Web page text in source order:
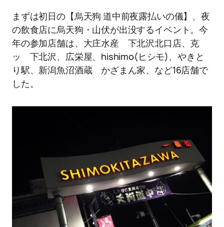
まずは初日の【烏天狗 道中前夜露払いの儀】、夜
の飲食店に烏天狗・山伏が出没するイベント。今
年の参加店舗は、大庄水産 下北沢北口店、克
ッ 下北沢、広栄屋、hishimo(ヒシモ)、やきと
り駅、新潟魚沼酒蔵 かざまん家、など16店舗で
した。